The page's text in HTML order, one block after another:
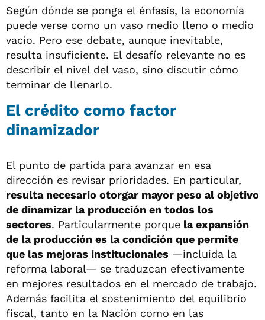
Según dónde se ponga el énfasis, la economía
puede verse como un vaso medio lleno o medio
vacío. Pero ese debate, aunque inevitable,
resulta insuficiente. El desafío relevante no es
describir el nivel del vaso, sino discutir cómo
terminar de llenarlo.
El crédito como factor
dinamizador
El punto de partida para avanzar en esa
dirección es revisar prioridades. En particular,
resulta necesario otorgar mayor peso al objetivo
de dinamizar la producción en todos los
sectores. Particularmente porque la expansión
de la producción es la condición que permite
que las mejoras institucionales —incluida la
reforma laboral— se traduzcan efectivamente
en mejores resultados en el mercado de trabajo.
Además facilita el sostenimiento del equilibrio
fiscal, tanto en la Nación como en las